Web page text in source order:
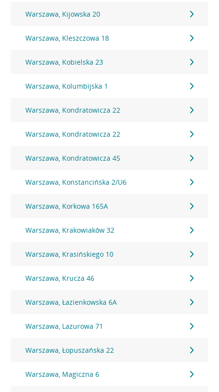
Warszawa, Kijowska 20
Warszawa, Kleszczowa 18
Warszawa, Kobielska 23
Warszawa, Kolumbijska 1
Warszawa, Kondratowicza 22
Warszawa, Kondratowicza 22
Warszawa, Kondratowicza 45
Warszawa, Konstancińska 2/U6
Warszawa, Korkowa 165A
Warszawa, Krakowiaków 32
Warszawa, Krasińskiego 10
Warszawa, Krucza 46
Warszawa, Łazienkowska 6A
Warszawa, Lazurowa 71
Warszawa, Łopuszańska 22
Warszawa, Magiczna 6